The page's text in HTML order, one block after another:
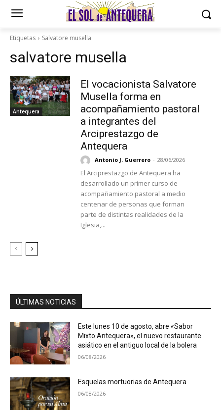
Etiquetas Salvatore musella
salvatore musella
Antequera
El vocacionista Salvatore
Musella forma en
acompañamiento pastoral
a integrantes del
Arciprestazgo de
Antequera
Antonio J. Guerrero - 28/06/2026
El Arciprestazgo de Antequera ha
desarrollado un primer curso de
acompañamiento pastoral a medio
centenar de personas que forman
parte de distintas realidades de la
Iglesia,...
ÚLTIMAS NOTICIAS
Este lunes 10 de agosto, abre «Sabor
Mixto Antequera», el nuevo restaurante
asiático en el antiguo local de la bolera
06/08/2026
Esquelas mortuorias de Antequera
06/08/2026